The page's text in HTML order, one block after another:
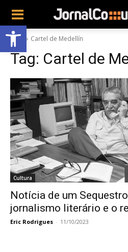
Abrir a barra de ferramentas
Tags Cartel de Medellín
Tag: Cartel de
Cultura
Notícia de um
jornalismo literário e o
Eric Rodrigues - 11/10/2023